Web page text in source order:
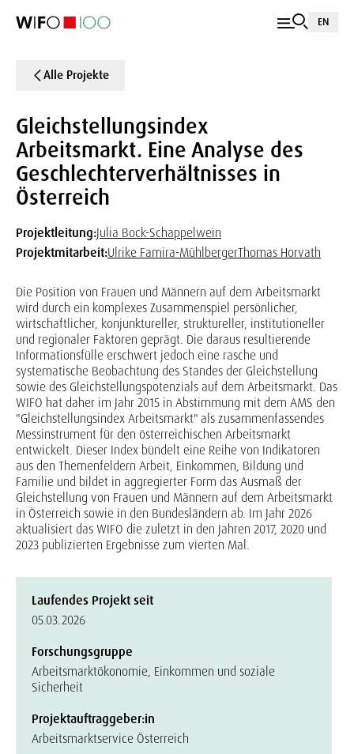
EN
Alle Projekte
Gleichstellungsindex
Arbeitsmarkt. Eine Analyse des
Geschlechterverhältnisses in
Österreich
Projektleitung:Julia Bock-Schappelwein
Projektmitarbeit:Ulrike Famira-MühlbergerThomas Horvath
Die Position von Frauen und Männern auf dem Arbeitsmarkt
wird durch ein komplexes Zusammenspiel persönlicher,
wirtschaftlicher, konjunktureller, struktureller, institutioneller
und regionaler Faktoren geprägt. Die daraus resultierende
Informationsfülle erschwert jedoch eine rasche und
systematische Beobachtung des Standes der Gleichstellung
sowie des Gleichstellungspotenzials auf dem Arbeitsmarkt. Das
WIFO hat daher im Jahr 2015 in Abstimmung mit dem AMS den
"Gleichstellungsindex Arbeitsmarkt" als zusammenfassendes
Messinstrument für den österreichischen Arbeitsmarkt
entwickelt. Dieser Index bündelt eine Reihe von Indikatoren
aus den Themenfeldern Arbeit, Einkommen, Bildung und
Familie und bildet in aggregierter Form das Ausmaß der
Gleichstellung von Frauen und Männern auf dem Arbeitsmarkt
in Österreich sowie in den Bundesländern ab. Im Jahr 2026
aktualisiert das WIFO die zuletzt in den Jahren 2017, 2020 und
2023 publizierten Ergebnisse zum vierten Mal.
Laufendes Projekt seit
05.03.2026
Forschungsgruppe
Arbeitsmarktökonomie, Einkommen und soziale
Sicherheit
Projektauftraggeber:in
Arbeitsmarktservice Österreich